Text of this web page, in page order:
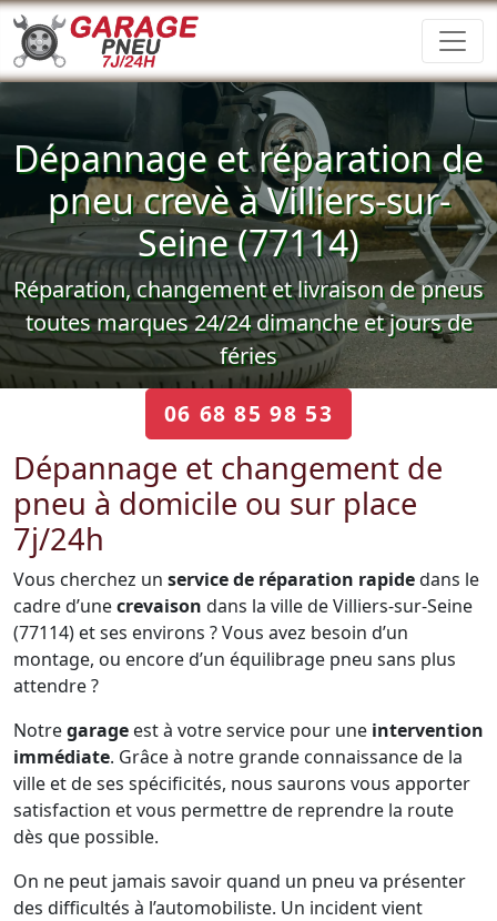
Dépannage et réparation de
pneu crevè à Villiers-sur-
Seine (77114)
Réparation, changement et livraison de pneus
toutes marques 24/24 dimanche et jours de
féries
06 68 85 98 53
Dépannage et changement de
pneu à domicile ou sur place
7j/24h
Vous cherchez un service de réparation rapidedans le
cadre d’unecrevaison dans la ville de Villiers-sur-Seine
(77114) et ses environs ? Vous avez besoin d’un
montage, ou encore d’un équilibrage pneu sans plus
attendre ?
Notregarage est à votre service pour une intervention
immédiate. Grâce à notre grande connaissance de la
ville et de ses spécificités, nous saurons vous apporter
satisfaction et vous permettre de reprendre la route
dès que possible.
On ne peut jamais savoir quand un pneu va présenter
des difficultés à l’automobiliste. Un incident vient